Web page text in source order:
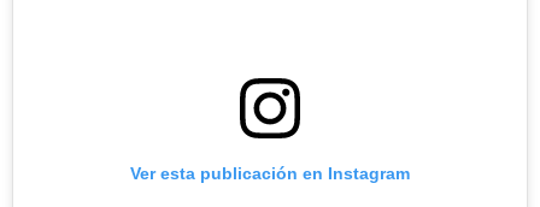
Ver esta publicación en Instagram